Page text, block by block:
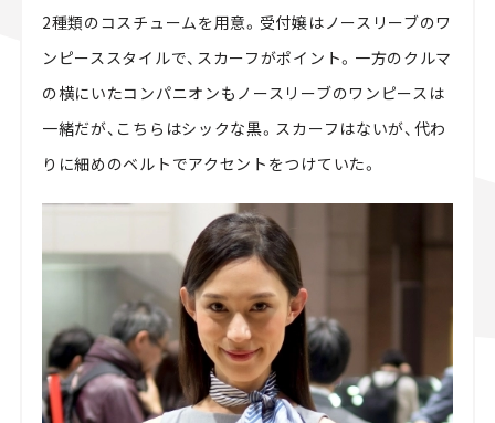
2種類のコスチュームを用意。受付嬢はノースリーブのワ
ンピーススタイルで、スカーフがポイント。一方のクルマ
の横にいたコンパニオンもノースリーブのワンピースは
一緒だが、こちらはシックな黒。スカーフはないが、代わ
りに細めのベルトでアクセントをつけていた。